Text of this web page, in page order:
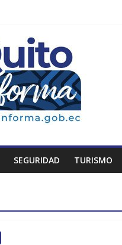
SEGURIDAD TURISMO